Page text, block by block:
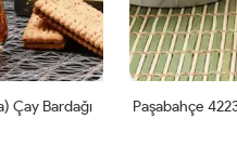
Çay Bardağı Paşabahçe